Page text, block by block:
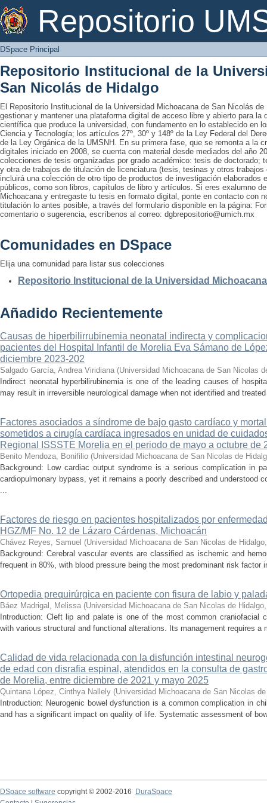
Repositorio
DSpace Principal
DSpace Principal
Repositorio Institucional de la
San Nicolás de Hidalgo
El Repositorio Institucional de la Universidad Michoacana de San Nicolás
gestionar y mantener una plataforma digital de acceso libre y abierto para la
científica que produce la universidad, con fundamento en lo establecido en
Ciencia y Tecnología; los artículos 27º, 30º y 148º de la Ley Federal del
de la Ley Orgánica de la UMSNH. En su primera fase, que se remonta a la
digitales iniciado en 2008, se cuenta con material desde mediados del año
colecciones de tesis organizadas por grado académico: tesis de doctorado;
y otra de trabajos de titulación de licenciatura (tesis, tesinas y otros
incluirá una colección de otro tipo de productos de investigación elaborados
públicos, como son libros, capítulos de libro y artículos. Si eres exalumno
Michoacana y entregaste tu tesis en formato digital, ponte en contacto con
titulación lo antes posible, a través del formulario disponible en la página:
comentario o sugerencia, escríbenos al correo: dgbrepositorio@umich.mx
Comunidades en DSpace
Elija una comunidad para listar sus colecciones
Repositorio Institucional de la Universidad
Añadido Recientemente
Causas de hiperbilirrubinemia neonatal indirecta y
pacientes del Hospital Infantil de Morelia Eva Sámano de
diciembre 2023-202
Salgado García, Andrea Viridiana (Universidad Michoacana de San Nicolas
Indirect neonatal hyperbilirubinemia is one of the leading causes of
may result in irreversible neurological damage when not identified and
Factores asociados a síndrome de bajo gasto cardíaco y
sometidos a cirugía cardíaca ingresados en unidad de
Regional ISSSTE Morelia en el periodo de mayo a octubre de
Benito Mendoza, Bonifilio (Universidad Michoacana de San Nicolas de
Background: Low cardiac output syndrome is a serious complication in
cardiopulmonary bypass, yet it remains a poorly described and understood
...
Factores de riesgo en pacientes hospitalizados por
HGZ/MF No. 12 de Lázaro Cárdenas, Michoacán
Chávez Reyes, Samuel (Universidad Michoacana de San Nicolas de Hidalgo
Background: Cerebral vascular events are classified as ischemic and
frequent in 80%, with blood pressure being the most predominant risk factor
Ortopedia prequirúrgica en paciente con fisura de labio y
Báez Madrigal, Melissa (Universidad Michoacana de San Nicolas de Hidalgo
Introduction: Cleft lip and palate is one of the most common craniofacial
with various structural and functional alterations. Its management requires a
Calidad de vida relacionada con la disfunción intestinal
de edad con disrafia espinal, atendidos en la consulta de
de Morelia, entre diciembre de 2021 y mayo 2025
Quintana López, Cinthya Nallely (Universidad Michoacana de San Nicolas
Introduction: Neurogenic bowel dysfunction is a common complication in
and has a significant impact on quality of life. Systematic assessment of
DSpace software copyright © 2002-2016
DuraSpace